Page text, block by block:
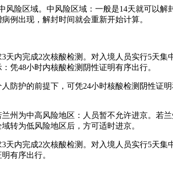
险区域。中风险区域：一般是14天就可以
例出现，解封时间就会重新开始计算。
内完成2次核酸检测。对入境人员实行5天集
凭48小时内核酸检测阴性证明有序出行。
防护的前提下，可凭24小时核酸检测阴性证
州为中高风险地区：人员暂不允许进京。若
转为低风险地区后，方可适时进京。
内完成2次核酸检测。对入境人员实行5天集
有序出行。